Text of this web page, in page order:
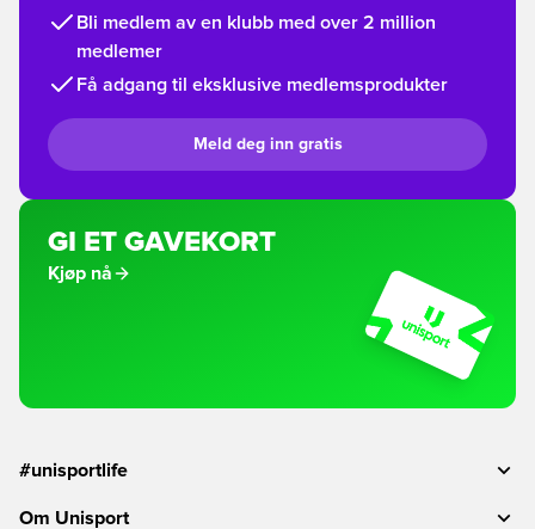
Bli medlem av en klubb med over 2 million
medlemer
Få adgang til eksklusive medlemsprodukter
Meld deg inn gratis
GI ET GAVEKORT
Kjøp nå
#unisportlife
Om Unisport